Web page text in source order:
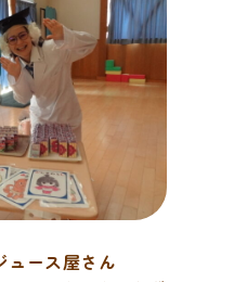
ュース屋さん